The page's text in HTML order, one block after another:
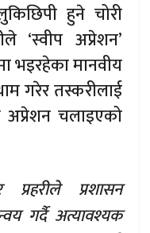
हुने चोरी
‘स्वीप अप्रेशन’
भइरहेका मानवीय
गरेर तस्करीलाई
अप्रेशन चलाइएको
प्रहरीले प्रशासन
गर्दै अत्यावश्यक